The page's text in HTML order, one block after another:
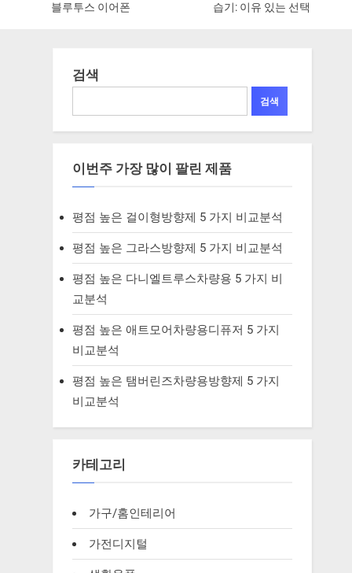
블루투스 이어폰
습기: 이유 있는 선택
검색
검색
이번주 가장 많이 팔린 제품
평점 높은 걸이형방향제 5 가지 비교분석
평점 높은 그라스방향제 5 가지 비교분석
평점 높은 다니엘트루스차량용 5 가지 비
교분석
평점 높은 애트모어차량용디퓨저 5 가지
비교분석
평점 높은 탬버린즈차량용방향제 5 가지
비교분석
카테고리
가구/홈인테리어
가전디지털